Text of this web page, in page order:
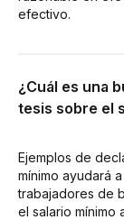
efectivo.
¿Cuál es una
tesis sobre el
Ejemplos de
mínimo ayudará
trabajadores de
el salario mínimo